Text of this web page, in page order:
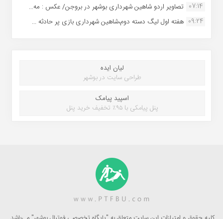
07:14 تصاویر اردو شاهین شهرداری بوشهر در بروجن/ عکس : مه...
09:24 هفته اول لیگ دسته دوم،شاهین شهرداری بازی پر حادثه ...
لیان ایده
طراحی سایت در بوشهر
اسپید پیامک
پنل پیامکی با ۹۵٪ تخفیف خرید پنل